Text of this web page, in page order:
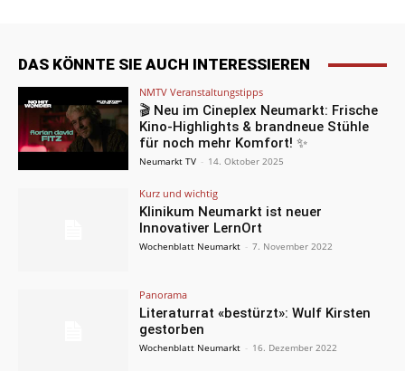
DAS KÖNNTE SIE AUCH INTERESSIEREN
NMTV Veranstaltungstipps
🎬 Neu im Cineplex Neumarkt: Frische
Kino-Highlights & brandneue Stühle
für noch mehr Komfort! ✨
Neumarkt TV - 14. Oktober 2025
Kurz und wichtig
Klinikum Neumarkt ist neuer
Innovativer LernOrt
Wochenblatt Neumarkt - 7. November 2022
Panorama
Literaturrat «bestürzt»: Wulf Kirsten
gestorben
Wochenblatt Neumarkt - 16. Dezember 2022